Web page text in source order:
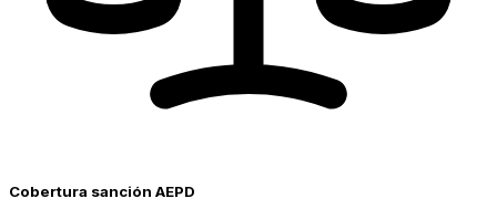
Cobertura sanción AEPD